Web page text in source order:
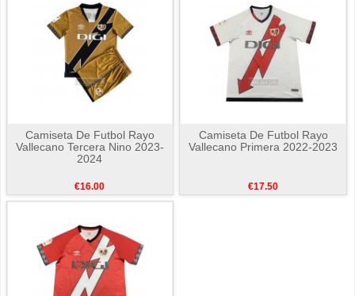
Camiseta De Futbol Rayo
Vallecano Tercera Nino 2023-
2024
€16.00
Camiseta De Futbol Rayo
Vallecano Primera 2022-2023
€17.50